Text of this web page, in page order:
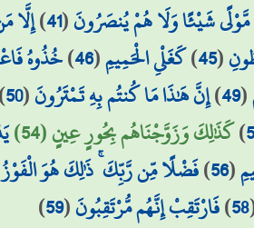
شَيْئًا وَلَا هُمْ يُنصَرُونَ(
41
)إِلَّا
(
45
)كَغَلْيِ الْحَمِيمِ(
46
)خُذُوهُ
(
49
)إِنَّ هَٰذَا مَا كُنتُم بِهِ تَمْتَرُونَ(
50
)كَذَٰلِكَ وَزَوَّجْنَاهُم بِحُورٍ عِينٍ (54)
(
56
)فَضْلًا مِّن رَّبِّكَ ۚ ذَٰلِكَ هُوَ الْفَوْزُ
58
)فَارْتَقِبْ إِنَّهُم مُّرْتَقِبُونَ(
59
)